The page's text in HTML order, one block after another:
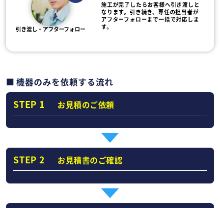
引き渡し・アフターフォロー
施工が完了したらお客様へ引き渡しと
なります。引き続き、専任の担当者が
アフターフォローまで一括で対応しま
す。
機器のみを依頼する流れ
STEP 1 お見積のご依頼
STEP 2 お見積書のご確認